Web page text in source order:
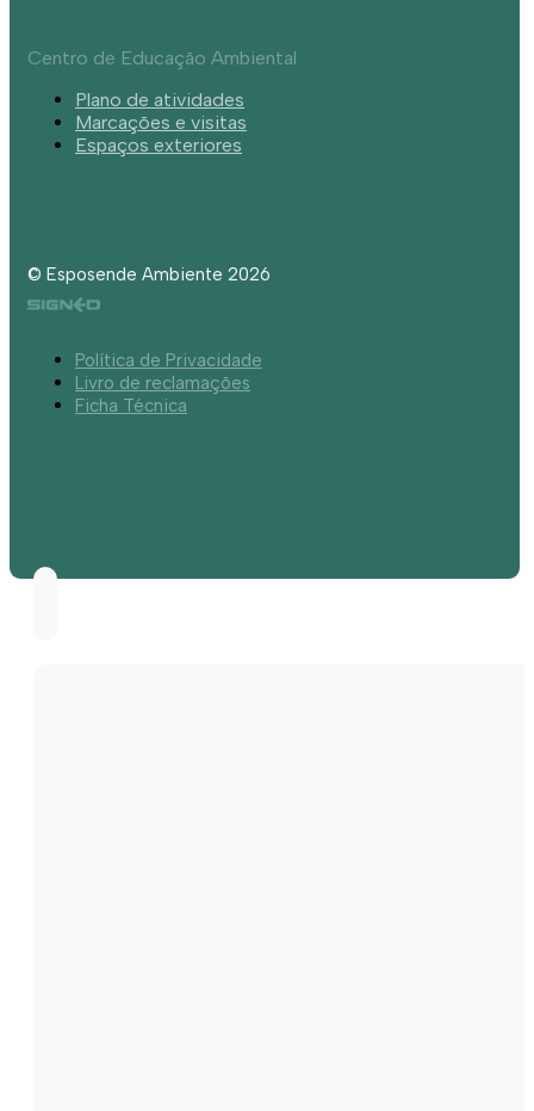
Centro de Educação Ambiental
Plano de atividades
Marcações e visitas
Espaços exteriores
© Esposende Ambiente 2026
Política de Privacidade
Livro de reclamações
Ficha Técnica